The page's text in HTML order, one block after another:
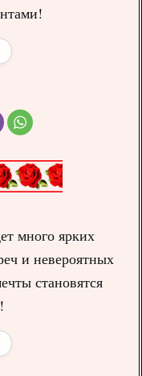
много ярких
и невероятных
становятся